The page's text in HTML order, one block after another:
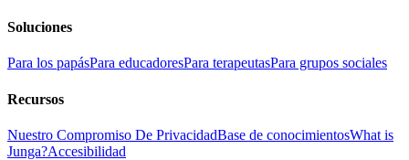
Soluciones
Para los papásPara educadoresPara terapeutasPara grupos sociales
Recursos
Nuestro Compromiso De PrivacidadBase de conocimientosWhat is
Junga?Accesibilidad